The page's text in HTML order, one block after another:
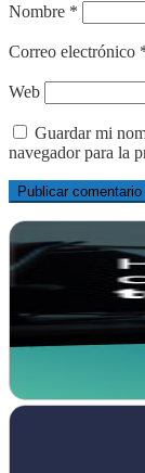
Nombre *
Correo electrónico
Web
Guardar mi
navegador para la